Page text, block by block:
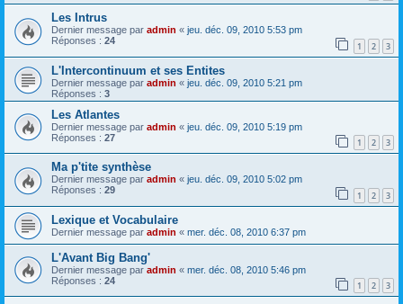
Les Intrus
Dernier message par admin « jeu. déc. 09, 2010 5:53 pm
Réponses : 24 1 2 3
L'Intercontinuum et ses Entites
Dernier message par admin « jeu. déc. 09, 2010 5:21 pm
Réponses : 3
Les Atlantes
Dernier message par admin « jeu. déc. 09, 2010 5:19 pm
Réponses : 27 1 2 3
Ma p'tite synthèse
Dernier message par admin « jeu. déc. 09, 2010 5:02 pm
Réponses : 29 1 2 3
Lexique et Vocabulaire
Dernier message par admin « mer. déc. 08, 2010 6:37 pm
L'Avant Big Bang'
Dernier message par admin « mer. déc. 08, 2010 5:46 pm
Réponses : 24 1 2 3